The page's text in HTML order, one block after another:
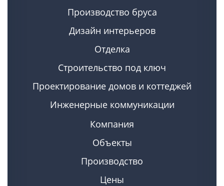
Производство бруса
Дизайн интерьеров
Отделка
Строительство под ключ
Проектирование домов и коттеджей
Инженерные коммуникации
Компания
Объекты
Производство
Цены